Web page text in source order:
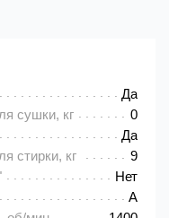
Да
сушки, кг
0
Да
стирки, кг
9
Нет
A